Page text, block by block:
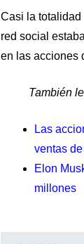
Casi la totalidad
red social
en las acciones
También
Las
ventas
Elon
millones